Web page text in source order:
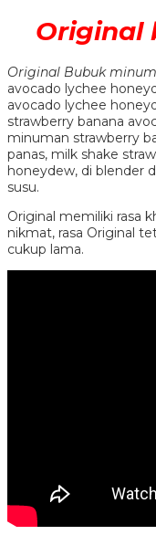
Original
Original Bubuk
avocado lychee
avocado lychee
strawberry banana
minuman strawberry
panas, milk shake
honeydew, di blender
susu.
Original memiliki rasa
nikmat, rasa Original
cukup lama.